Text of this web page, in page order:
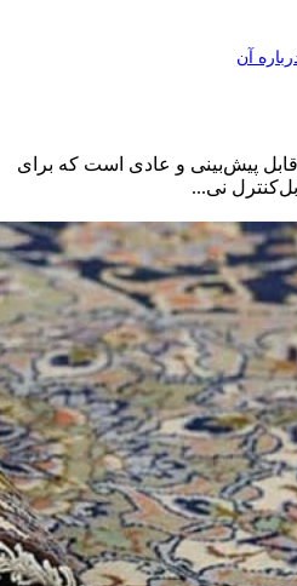
آن
پیش‌بینی و عادی است که برای
نی...